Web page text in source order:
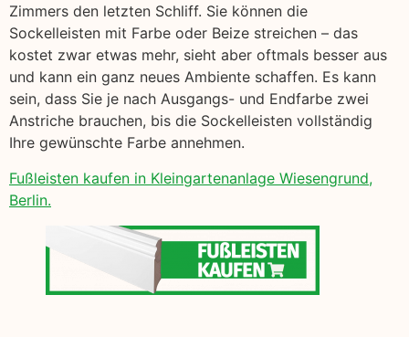
Zimmers den letzten Schliff. Sie können die
Sockelleisten mit Farbe oder Beize streichen – das
kostet zwar etwas mehr, sieht aber oftmals besser aus
und kann ein ganz neues Ambiente schaffen. Es kann
sein, dass Sie je nach Ausgangs- und Endfarbe zwei
Anstriche brauchen, bis die Sockelleisten vollständig
Ihre gewünschte Farbe annehmen.
Fußleisten kaufen in Kleingartenanlage Wiesengrund,
Berlin.